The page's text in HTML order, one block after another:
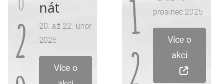
2
nát
20. až 22. únor
2026
Více o
1
2
prosinec 2025
Více o